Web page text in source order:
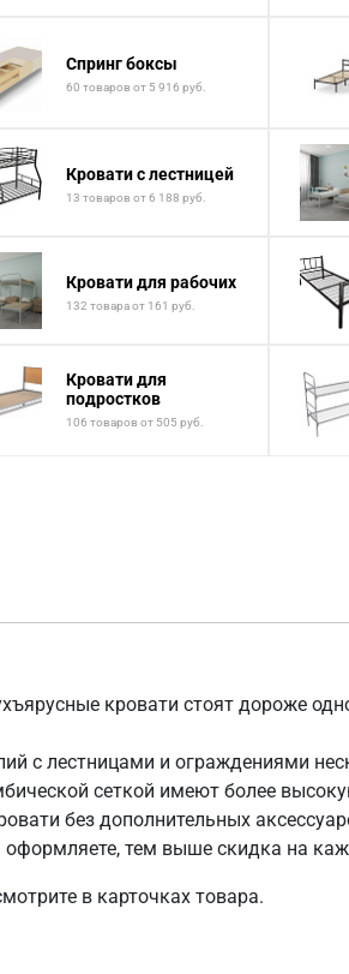
Спринг боксы
60 товаров от 5 916 руб.
Кровати с лестницей
13 товаров от 6 188 руб.
Кровати для рабочих
132 товара от 161 руб.
Кровати для
подростков
106 товаров от 505 руб.
кровати стоят дороже
с лестницами и ограждениями
сеткой имеют более
без дополнительных
тем выше скидка на
в карточках товара.